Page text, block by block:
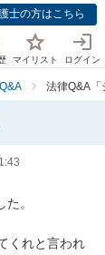
士の方はこちら
マイリスト ログイン
法律Q&A
。
くれと言われ